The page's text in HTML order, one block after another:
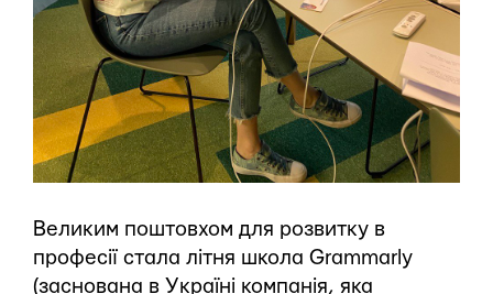
Великим поштовхом для розвитку в
професії стала літня школа Grammarly
(заснована в Україні компанія, яка